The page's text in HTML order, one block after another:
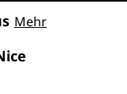
Mehr